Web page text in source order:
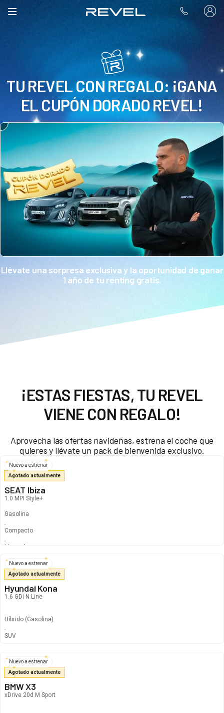
TU REVEL CON REGALO: ¡GANA
EL CUPÓN DORADO REVEL!
Llévate una sorpresa exclusiva y la oportunidad de ganar
1 año de tu renting gratis.
¡ESTAS FIESTAS, TU REVEL
VIENE CON REGALO!
Aprovecha las ofertas navideñas, estrena el coche que
quieres y llévate un pack de bienvenida exclusivo.
Nuevo a estrenar
Agotado actualmente
SEAT Ibiza
1.0 MPI Style+
Gasolina
Compacto
Manual
Nuevo a estrenar
Agotado actualmente
Hyundai Kona
1.6 GDi N Line
Híbrido (Gasolina)
SUV
Nuevo a estrenar
Agotado actualmente
BMW X3
xDrive 20d M Sport